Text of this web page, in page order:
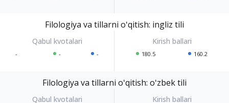
Filologiya va tillarni oʻqitish: ingliz tili
- - - 180.5 160.2
Filologiya va tillarni oʻqitish: oʻzbek tili